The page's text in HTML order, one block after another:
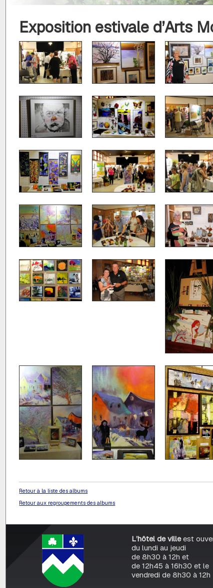
Exposition estivale d’Arts
Retour à la liste des albums
Retour aux regroupements des albums
L’hôtel de villeest
du lundi au jeudi
de 8h30 à 12h et
de 12h45 à 16h30 et le
vendredi de 8h30 à 12h